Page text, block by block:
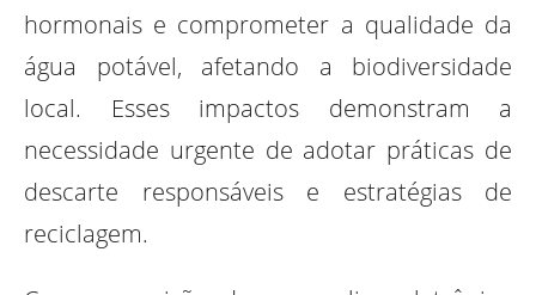
hormonais e comprometer a qualidade da
água potável, afetando a biodiversidade
local. Esses impactos demonstram a
necessidade urgente de adotar práticas de
descarte responsáveis e estratégias de
reciclagem.